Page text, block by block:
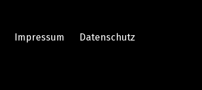
Impressum Datenschutz